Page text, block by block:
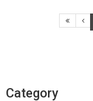
Category